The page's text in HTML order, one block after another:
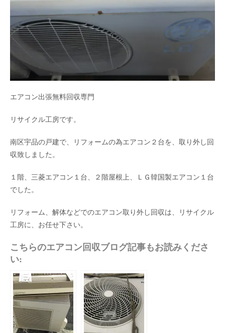
エアコン出張無料回収専門
リサイクル工房です。
南区宇品の戸建で、リフォームの為エアコン２台を、取り外し回
収致しました。
１階、三菱エアコン１台、２階屋根上、ＬＧ韓国製エアコン１台
でした。
リフォーム、解体などでのエアコン取り外し回収は、リサイクル
工房に、お任せ下さい。
こちらのエアコン回収ブログ記事もお読みくださ
い: